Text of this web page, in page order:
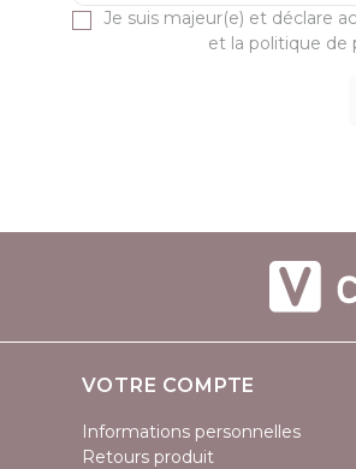
Je suis majeur(e) et déclare
et la politique de
VOTRE COMPTE
Informations personnelles
Retours produit